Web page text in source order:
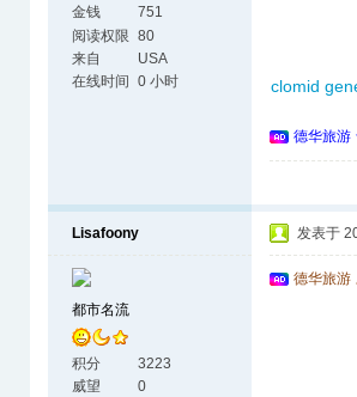
金钱
751
阅读权限 80
来自
USA
在线时间
0 小时 clomid
德华旅游
Lisafoony
都市名流
积分
3223
威望
0
发表于
德华旅